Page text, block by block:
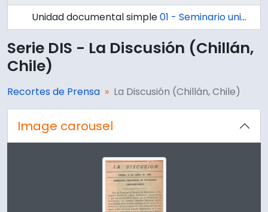
Unidad documental simple01 - Seminario universitario en Chillán
Serie DIS - La Discusión (Chillán,
Chile)
Recortes de Prensa La Discusión (Chillán, Chile)
Image carousel
Changing the current slide of this carousel will